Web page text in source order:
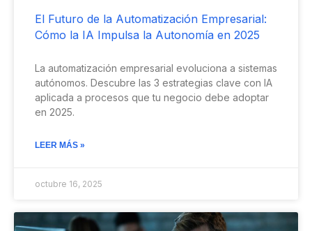
El Futuro de la Automatización Empresarial:
Cómo la IA Impulsa la Autonomía en 2025
La automatización empresarial evoluciona a sistemas
autónomos. Descubre las 3 estrategias clave con IA
aplicada a procesos que tu negocio debe adoptar
en 2025.
LEER MÁS »
octubre 16, 2025